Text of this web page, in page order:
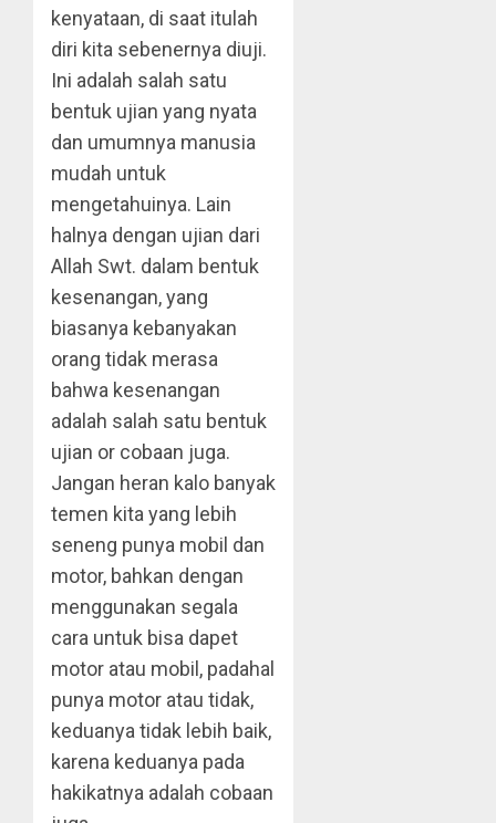
kenyataan, di saat itulah
diri kita sebenernya diuji.
Ini adalah salah satu
bentuk ujian yang nyata
dan umumnya manusia
mudah untuk
mengetahuinya. Lain
halnya dengan ujian dari
Allah Swt. dalam bentuk
kesenangan, yang
biasanya kebanyakan
orang tidak merasa
bahwa kesenangan
adalah salah satu bentuk
ujian or cobaan juga.
Jangan heran kalo banyak
temen kita yang lebih
seneng punya mobil dan
motor, bahkan dengan
menggunakan segala
cara untuk bisa dapet
motor atau mobil, padahal
punya motor atau tidak,
keduanya tidak lebih baik,
karena keduanya pada
hakikatnya adalah cobaan